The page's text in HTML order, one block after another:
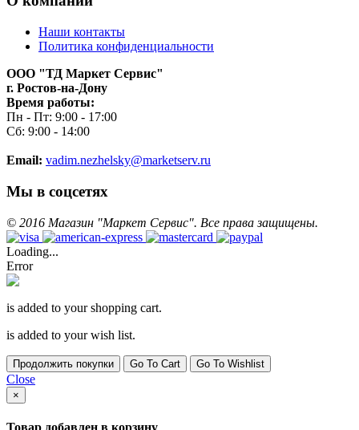
Наши контакты
Политика конфиденциальности
ООО "ТД Маркет Сервис"
г. Ростов-на-Дону
Время работы:
Пн - Пт: 9:00 - 17:00
Сб: 9:00 - 14:00
Email: vadim.nezhelsky@marketserv.ru
Мы в соцсетях
© 2016 Магазин "Маркет Сервис". Все права защищены.
Loading...
Error
is added to your shopping cart.
is added to your wish list.
Продолжить покупки Go To Cart Go To Wishlist
Close
×
Товар добавлен в корзину